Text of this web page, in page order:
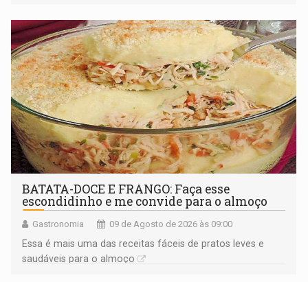
BATATA-DOCE E FRANGO: Faça esse
escondidinho e me convide para o almoço
Gastronomia 09 de Agosto de 2026 às 09:00
Essa é mais uma das receitas fáceis de pratos leves e
saudáveis para o almoço